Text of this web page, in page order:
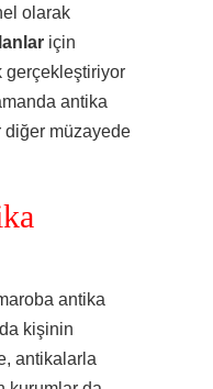
olarak
için
gerçekleştiriyor
antika
diğer müzayede
antika
kişinin
antikalarla